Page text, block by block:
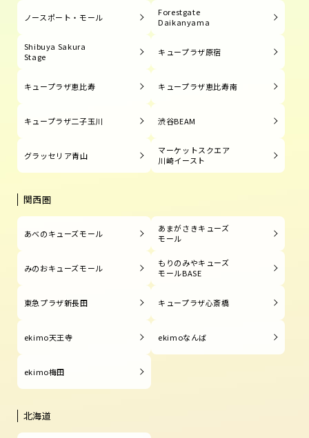
ノースポート・モール
Forestgate
Daikanyama
Shibuya Sakura
Stage
キュープラザ原宿
キュープラザ恵比寿 キュープラザ恵比寿南
キュープラザ二子玉川 渋谷BEAM
グラッセリア青山
マーケットスクエア
川崎イースト
関西圏
あべのキューズモール
あまがさきキューズ
モール
みのおキューズモール
もりのみやキューズ
モールBASE
東急プラザ新長田 キュープラザ心斎橋
ekimo天王寺 ekimoなんば
ekimo梅田
北海道